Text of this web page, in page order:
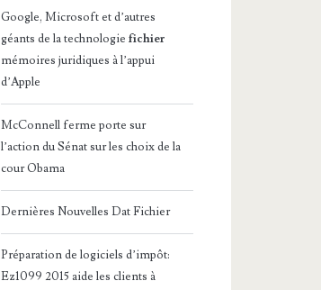
Google, Microsoft et d’autres
géants de la technologiefichier
mémoires juridiques à l’appui
d’Apple
McConnell ferme porte sur
l’action du Sénat sur les choix de la
cour Obama
Dernières Nouvelles Dat Fichier
Préparation de logiciels d’impôt:
Ez1099 2015 aide les clients à